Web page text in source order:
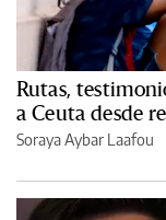
Rutas,
a Ceuta desde
Soraya Aybar Laafou